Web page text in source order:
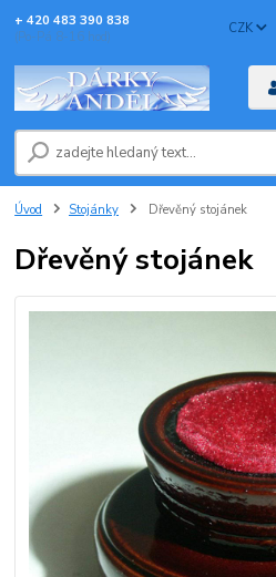
CZK
+ 420 483 390 838
(Po-Pá 8-16 hod)
Úvod Stojánky Dřevěný stojánek
Dřevěný stojánek